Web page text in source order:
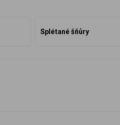
Splétané šňůry